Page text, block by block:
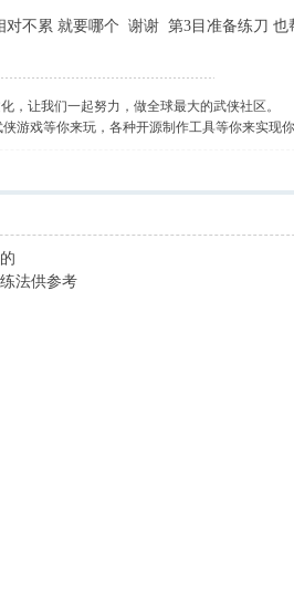
不累 就要哪个 谢谢 第3目准备练刀 也
，让我们一起努力，做全球最大的武侠社区。
游戏等你来玩，各种开源制作工具等你来实现你
法供参考